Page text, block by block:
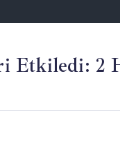
Etkiledi: 2